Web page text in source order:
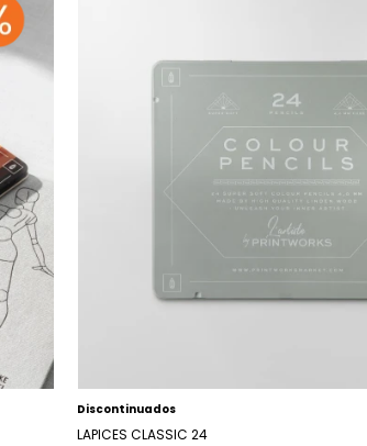
Discontinuados
LAPICES CLASSIC 24